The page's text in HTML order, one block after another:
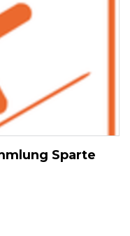
Sparte